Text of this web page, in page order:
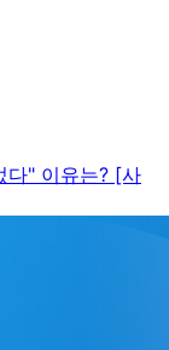
다" 이유는? [사